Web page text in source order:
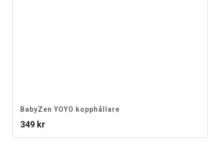
BabyZen YOYO kopphållare
349 kr